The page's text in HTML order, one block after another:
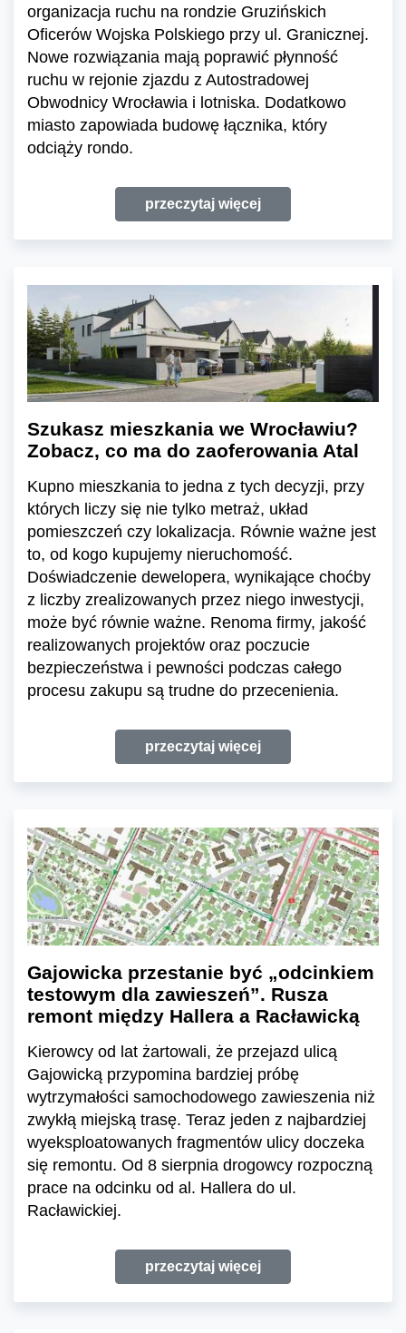
organizacja ruchu na rondzie Gruzińskich
Oficerów Wojska Polskiego przy ul. Granicznej.
Nowe rozwiązania mają poprawić płynność
ruchu w rejonie zjazdu z Autostradowej
Obwodnicy Wrocławia i lotniska. Dodatkowo
miasto zapowiada budowę łącznika, który
odciąży rondo.
przeczytaj więcej
Szukasz mieszkania we Wrocławiu?
Zobacz, co ma do zaoferowania Atal
Kupno mieszkania to jedna z tych decyzji, przy
których liczy się nie tylko metraż, układ
pomieszczeń czy lokalizacja. Równie ważne jest
to, od kogo kupujemy nieruchomość.
Doświadczenie dewelopera, wynikające choćby
z liczby zrealizowanych przez niego inwestycji,
może być równie ważne. Renoma firmy, jakość
realizowanych projektów oraz poczucie
bezpieczeństwa i pewności podczas całego
procesu zakupu są trudne do przecenienia.
przeczytaj więcej
Gajowicka przestanie być „odcinkiem
testowym dla zawieszeń”. Rusza
remont między Hallera a Racławicką
Kierowcy od lat żartowali, że przejazd ulicą
Gajowicką przypomina bardziej próbę
wytrzymałości samochodowego zawieszenia niż
zwykłą miejską trasę. Teraz jeden z najbardziej
wyeksploatowanych fragmentów ulicy doczeka
się remontu. Od 8 sierpnia drogowcy rozpoczną
prace na odcinku od al. Hallera do ul.
Racławickiej.
przeczytaj więcej